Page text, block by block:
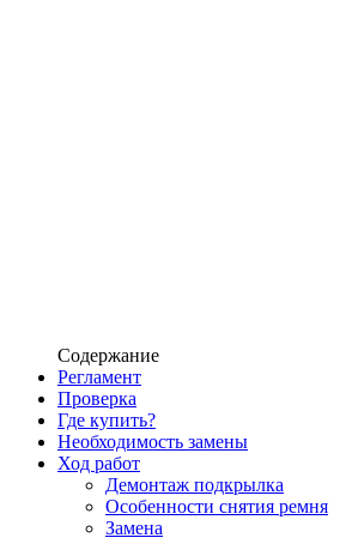
Содержание
Регламент
Проверка
Где купить?
Необходимость замены
Ход работ
Демонтаж подкрылка
Особенности снятия ремня
Замена